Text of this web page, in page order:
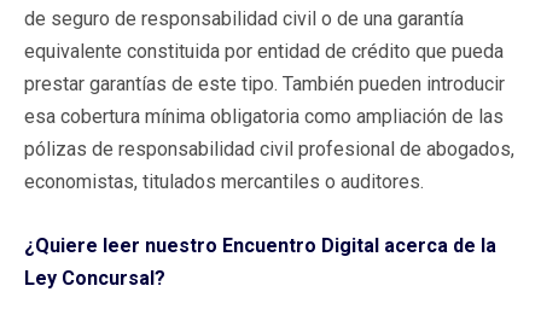
de seguro de responsabilidad civil o de una garantía
equivalente constituida por entidad de crédito que pueda
prestar garantías de este tipo. También pueden introducir
esa cobertura mínima obligatoria como ampliación de las
pólizas de responsabilidad civil profesional de abogados,
economistas, titulados mercantiles o auditores.
¿Quiere leer nuestro Encuentro Digital acerca de la
Ley Concursal?